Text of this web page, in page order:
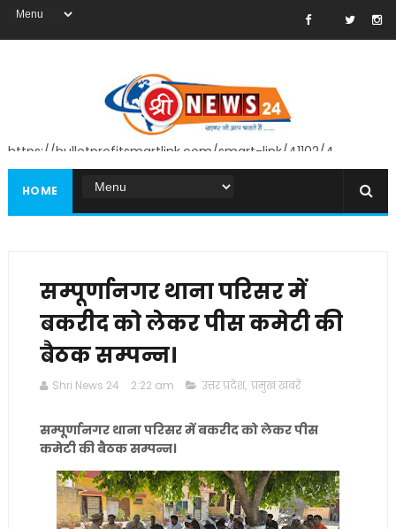
https://bulletprofitsmartlink.com/smart-link/41102/4
HOME
सम्पूर्णानगर थाना परिसर में
बकरीद को लेकर पीस कमेटी की
बैठक सम्पन्न।
Shri News 24 2:22 am उत्तर प्रदेश, प्रमुख खबरें
सम्पूर्णानगर थाना परिसर में बकरीद को लेकर पीस
कमेटी की बैठक सम्पन्न।